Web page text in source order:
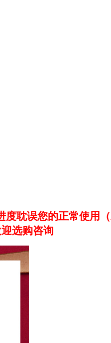
耽误您的正常使用
选购咨询